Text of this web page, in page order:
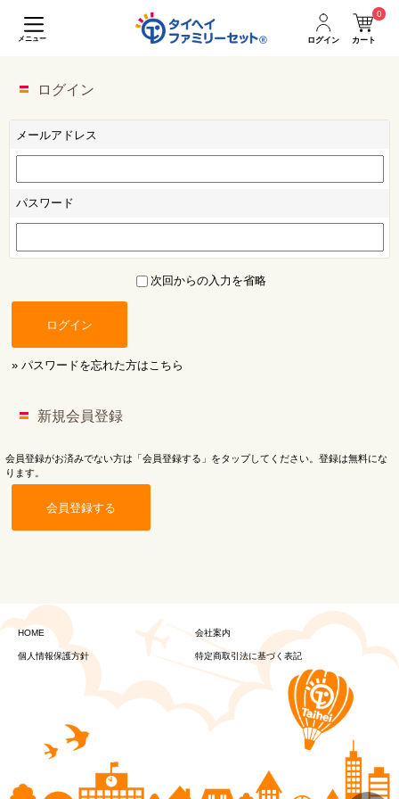
メニュー ログイン カート
0
ログイン
メールアドレス
パスワード
次回からの入力を省略
ログイン
» パスワードを忘れた方はこちら
新規会員登録
会員登録がお済みでない方は「会員登録する」をタップしてください。登録は無料にな
ります。
会員登録する
HOME 会社案内
個人情報保護方針 特定商取引法に基づく表記